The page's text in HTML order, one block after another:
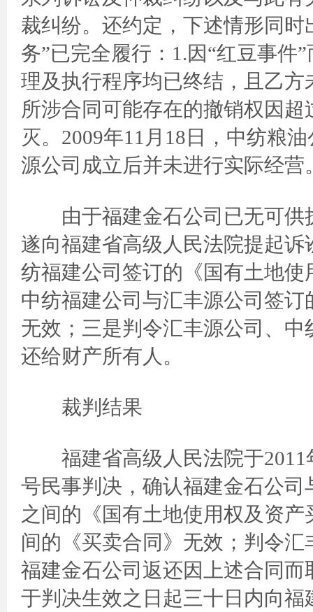
裁纠纷。还约定，下述情形同
务”已完全履行：1.因“红豆事件
理及执行程序均已终结，且乙
所涉合同可能存在的撤销权因
灭。2009年11月18日，中纺粮
源公司成立后并未进行实际经营
由于福建金石公司已无可供
遂向福建省高级人民法院提起
纺福建公司签订的《国有土地
中纺福建公司与汇丰源公司签
无效；三是判令汇丰源公司、
还给财产所有人。
裁判结果
福建省高级人民法院于2011
号民事判决，确认福建金石公
之间的《国有土地使用权及资
间的《买卖合同》无效；判令
福建金石公司返还因上述合同
于判决生效之日起三十日内向